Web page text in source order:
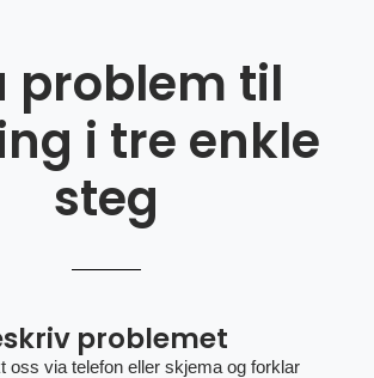
problem til
i tre enkle
steg
problemet
oss via telefon eller skjema og forklar